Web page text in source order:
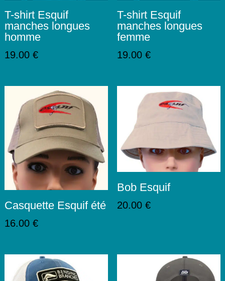
T-shirt Esquif
manches longues
homme
19.00 €
T-shirt Esquif
manches longues
femme
19.00 €
Casquette Esquif été
16.00 €
Bob Esquif
20.00 €